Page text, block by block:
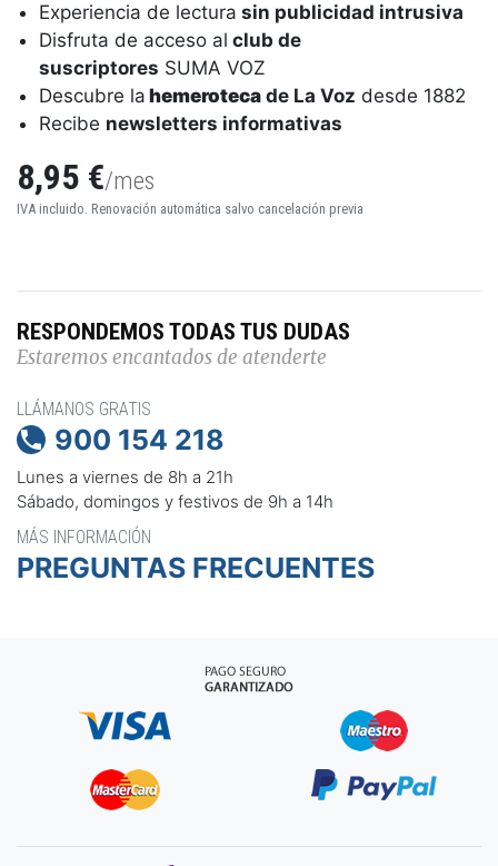
Experiencia de lectura sin publicidad intrusiva
Disfruta de acceso al club de
suscriptores SUMA VOZ
Descubre la hemeroteca de La Voz desde 1882
Recibe newsletters informativas
8,95 €/mes
IVA incluido. Renovación automática salvo cancelación previa
RESPONDEMOS TODAS TUS DUDAS
Estaremos encantados de atenderte
LLÁMANOS GRATIS
 900 154 218
Lunes a viernes de 8h a 21h
Sábado, domingos y festivos de 9h a 14h
MÁS INFORMACIÓN
PREGUNTAS FRECUENTES